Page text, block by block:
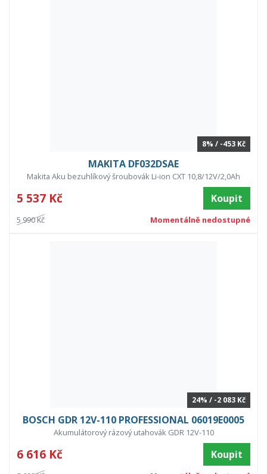
8% / -453 Kč
MAKITA DF032DSAE
Makita Aku bezuhlíkový šroubovák Li-ion CXT 10,8/12V/2,0Ah
5 537 Kč Koupit
5 990 Kč Momentálně nedostupné
24% / -2 083 Kč
BOSCH GDR 12V-110 PROFESSIONAL 06019E0005
Akumulátorový rázový utahovák GDR 12V-110
6 616 Kč Koupit